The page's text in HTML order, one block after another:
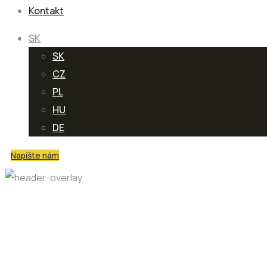
Kontakt
SK
SK
CZ
PL
HU
DE
Napíšte nám